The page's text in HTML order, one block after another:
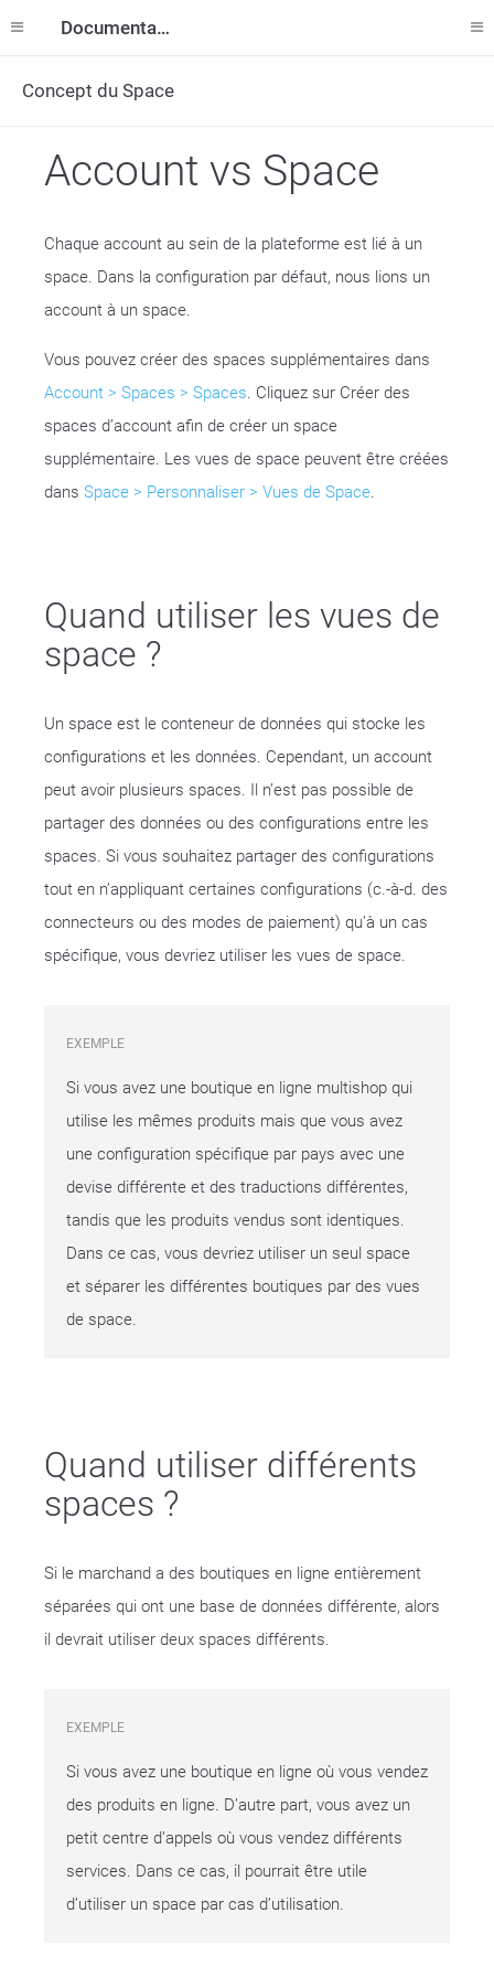
Documentation
Concept du Space
Account vs Space
Chaque account au sein de la plateforme est lié à un
space. Dans la configuration par défaut, nous lions un
account à un space.
Vous pouvez créer des spaces supplémentaires dans
Account > Spaces > Spaces. Cliquez sur Créer des
spaces d’account afin de créer un space
supplémentaire. Les vues de space peuvent être créées
dans Space > Personnaliser > Vues de Space.
Quand utiliser les vues de
space ?
Un space est le conteneur de données qui stocke les
configurations et les données. Cependant, un account
peut avoir plusieurs spaces. Il n’est pas possible de
partager des données ou des configurations entre les
spaces. Si vous souhaitez partager des configurations
tout en n’appliquant certaines configurations (c.-à-d. des
connecteurs ou des modes de paiement) qu’à un cas
spécifique, vous devriez utiliser les vues de space.
EXEMPLE
Si vous avez une boutique en ligne multishop qui
utilise les mêmes produits mais que vous avez
une configuration spécifique par pays avec une
devise différente et des traductions différentes,
tandis que les produits vendus sont identiques.
Dans ce cas, vous devriez utiliser un seul space
et séparer les différentes boutiques par des vues
de space.
Quand utiliser différents
spaces ?
Si le marchand a des boutiques en ligne entièrement
séparées qui ont une base de données différente, alors
il devrait utiliser deux spaces différents.
EXEMPLE
Si vous avez une boutique en ligne où vous vendez
des produits en ligne. D’autre part, vous avez un
petit centre d’appels où vous vendez différents
services. Dans ce cas, il pourrait être utile
d’utiliser un space par cas d’utilisation.